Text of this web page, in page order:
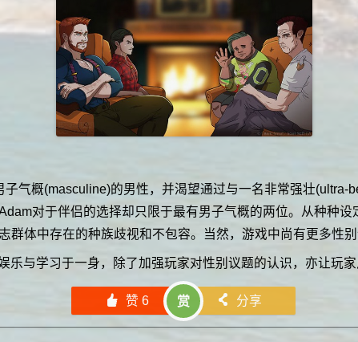
气概(masculine)的男性，并渴望通过与一名非常强壮(ultra-
对于伴侣的选择却只限于最有男子气概的两位。从种种
群体中存在的种族歧视和不包容。当然，游戏中尚有更多性
乐与学习于一身，除了加强玩家对性别议题的认识，亦让玩
󰄼 赞 6 赏 󰄯 分享